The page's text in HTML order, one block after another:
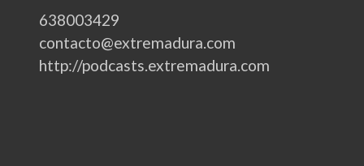
638003429
contacto@extremadura.com
http://podcasts.extremadura.com